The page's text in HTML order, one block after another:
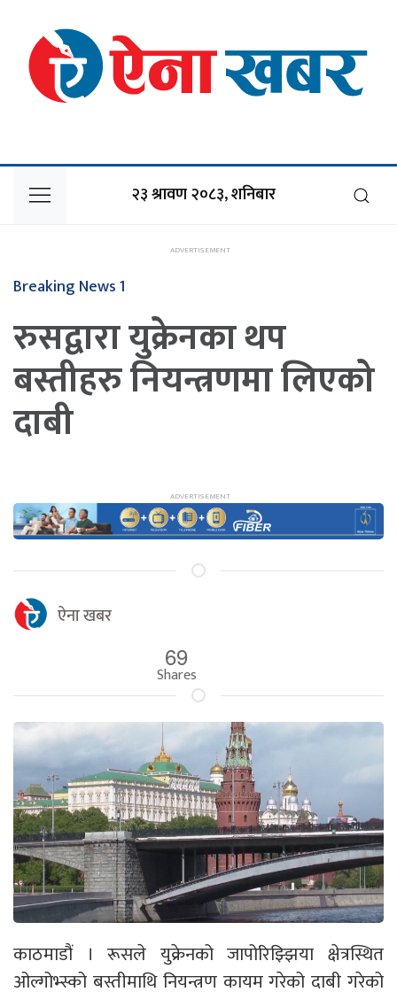
२३ श्रावण २०८३, शनिबार
Breaking News 1
रुसद्वारा युक्रेनका थप
बस्तीहरु नियन्त्रणमा लिएको
दाबी
ऐना खबर
69
Shares
काठमाडौं । रूसले युक्रेनको जापोरिझ्झिया क्षेत्रस्थित
ओल्गोभ्स्को बस्तीमाथि नियन्त्रण कायम गरेको दाबी गरेको